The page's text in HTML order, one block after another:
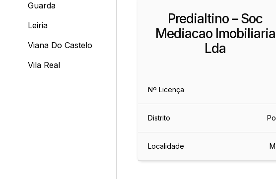
Guarda
Leiria
Viana Do Castelo
Vila Real
Predialtino – Soc
Mediacao Imobiliaria
Lda
Nº Licença
Distrito
Localidade